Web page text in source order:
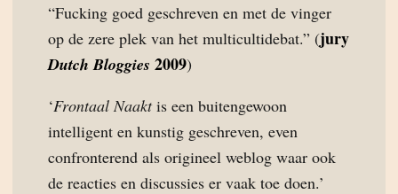
“Fucking goed geschreven en met de vinger
op de zere plek van het multicultidebat.” (jury
Dutch Bloggies 2009)
‘Frontaal Naaktis een buitengewoon
intelligent en kunstig geschreven, even
confronterend als origineel weblog waar ook
de reacties en discussies er vaak toe doen.’